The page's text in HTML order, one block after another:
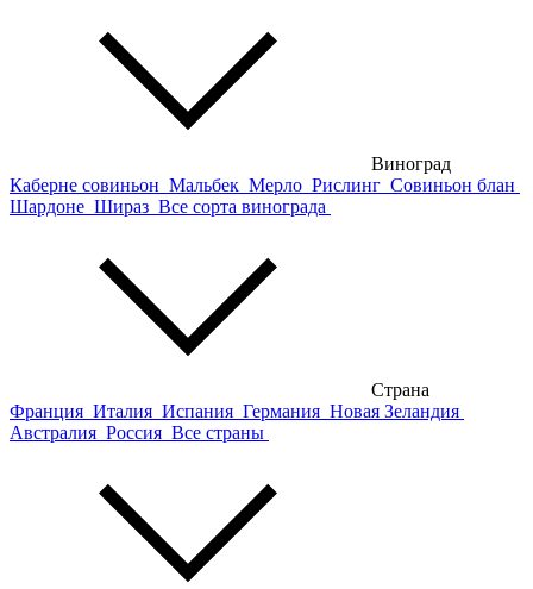
Виноград
Каберне совиньон Мальбек Мерло Рислинг Совиньон блан
Шардоне Шираз Все сорта винограда
Страна
Франция Италия Испания Германия Новая Зеландия
Австралия Россия Все страны